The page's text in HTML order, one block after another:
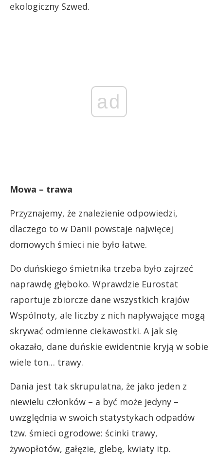
ekologiczny Szwed.
ad
Mowa – trawa
Przyznajemy, że znalezienie odpowiedzi,
dlaczego to w Danii powstaje najwięcej
domowych śmieci nie było łatwe.
Do duńskiego śmietnika trzeba było zajrzeć
naprawdę głęboko. Wprawdzie Eurostat
raportuje zbiorcze dane wszystkich krajów
Wspólnoty, ale liczby z nich napływające mogą
skrywać odmienne ciekawostki. A jak się
okazało, dane duńskie ewidentnie kryją w sobie
wiele ton… trawy.
Dania jest tak skrupulatna, że jako jeden z
niewielu członków – a być może jedyny –
uwzględnia w swoich statystykach odpadów
tzw. śmieci ogrodowe: ścinki trawy,
żywopłotów, gałęzie, glebę, kwiaty itp.